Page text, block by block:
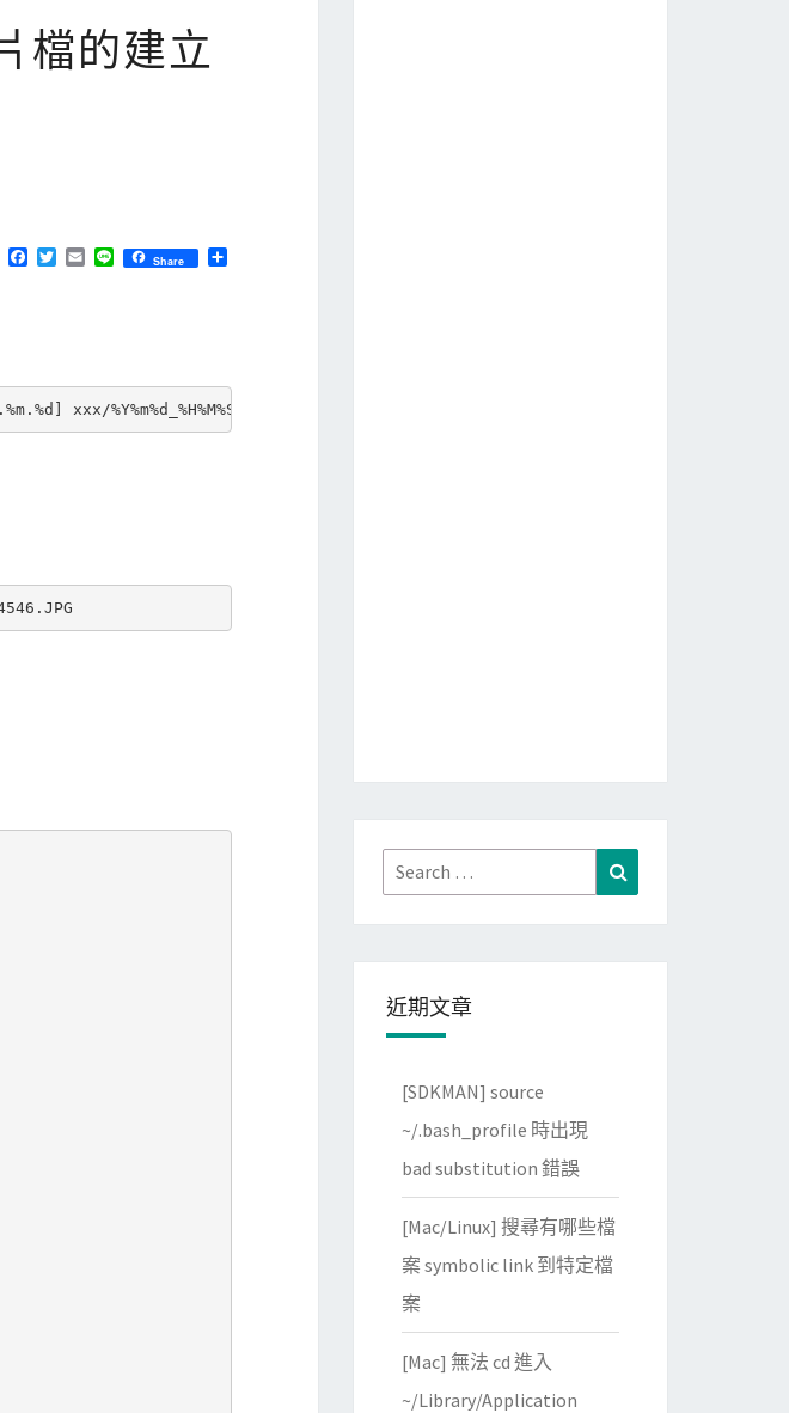
檔的建立
F
k
T
E
L
Share
分
Search
for:
近期文章
[SDKMAN] source
~/.bash_profile 時出現
bad substitution 錯誤
[Mac/Linux] 搜尋有哪些檔
案 symbolic link 到特定檔
案
[Mac] 無法 cd 進入
~/Library/Application